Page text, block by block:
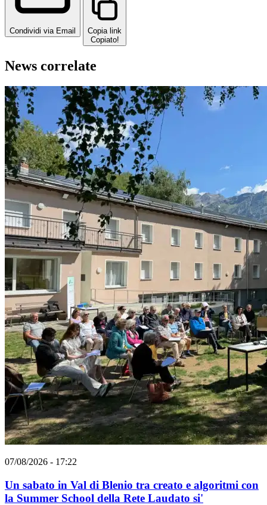
Condividi via Email
Copia link
Copiato!
News correlate
07/08/2026 - 17:22
Un sabato in Val di Blenio tra creato e algoritmi con
la Summer School della Rete Laudato si'